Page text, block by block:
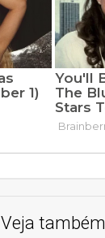
Veja também